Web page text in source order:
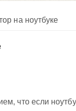
на ноутбуке
что если